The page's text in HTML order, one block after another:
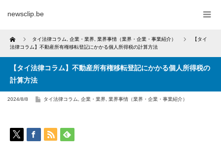
newsclip.be
Home タイ法律コラム 企業・業界 業界事情（業界・企業・事業紹介）
【タイ
法律コラム】不動産所有権移転登記にかかる個人所得税の計算方法
【タイ法律コラム】不動産所有権移転登記にかかる個人所得税の
計算方法
2024/8/8 タイ法律コラム 企業・業界 業界事情（業界・企業・事業紹介）